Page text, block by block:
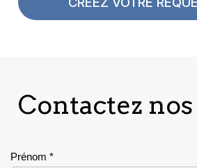
Contactez